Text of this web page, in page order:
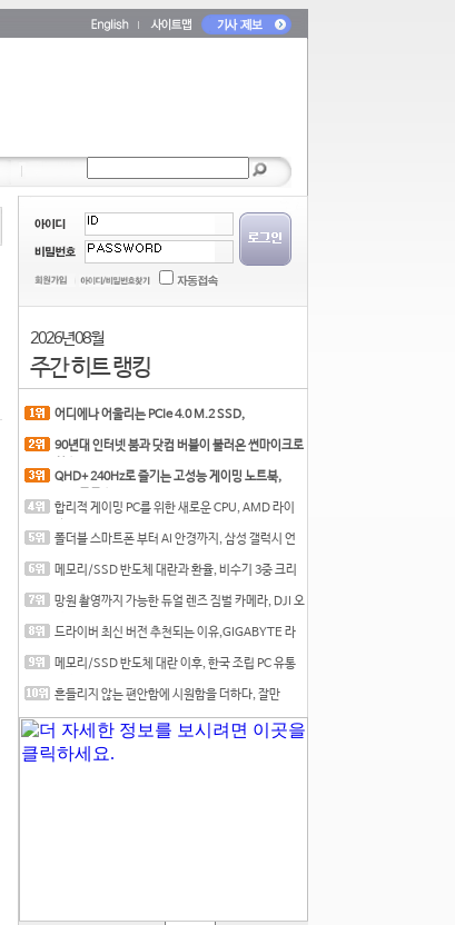
2026년 08월
주간 히트 랭킹
어디에나 어울리는 PCIe 4.0 M.2 SSD,
90년대 인터넷 붐과 닷컴 버블이 불러온 썬마이크로
QHD+ 240Hz로 즐기는 고성능 게이밍 노트북,
합리적 게이밍 PC를 위한 새로운 CPU, AMD 라이
폴더블 스마트폰 부터 AI 안경까지, 삼성 갤럭시 언
메모리/SSD 반도체 대란과 환율, 비수기 3중 크리
망원 촬영까지 가능한 듀얼 렌즈 짐벌 카메라, DJI 오
드라이버 최신 버전 추천되는 이유,GIGABYTE 라
메모리/SSD 반도체 대란 이후, 한국 조립 PC 유통
흔들리지 않는 편안함에 시원함을 더하다, 잘만